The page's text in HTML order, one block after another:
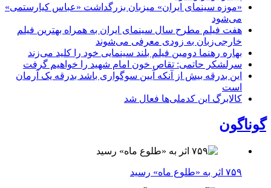
«موزه سینمای ایران» میزبان بزرگداشت «عباس کیارستمی»
می‌شود
هفت فیلم مطرح سال سینمای ایران به همراه بهترین فیلم
خارجی‌زبان به زودی معرفی می‌شوند
بهاره رهنما دومین فیلم بلند سینمایی خود را کلید می‌زند
سرلشکر حاتمی: تقاص خون امام شهید را خواهیم گرفت
این بدرقه بیش از آنکه آیین سوگواری باشد بدرقه یک آرمان
است
کالابرگ این کدملی‌ها فعال شد
گوناگون
۷۵۹ اثر به «طلوع ماه» رسید